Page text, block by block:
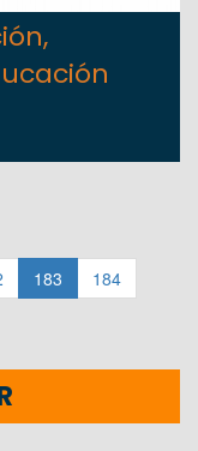
183
184